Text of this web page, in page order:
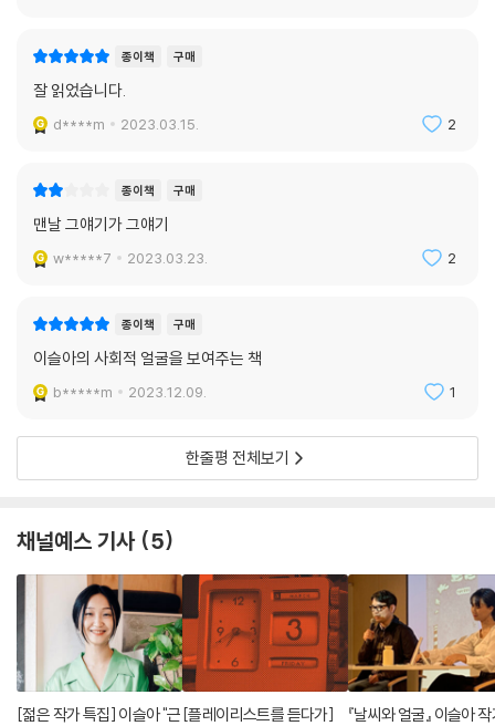
종이책 구매
잘 읽었습니다.
d****m 2023.03.15. 2
종이책 구매
맨날 그얘기가 그얘기
w*****7 2023.03.23. 2
종이책 구매
이슬아의 사회적 얼굴을 보여주는 책
b*****m 2023.12.09. 1
한줄평 전체보기
채널예스 기사 5
[젊은 작가 특집] 이슬아 "근[플레이리스트를 듣다가]
『날씨와 얼굴』 이슬아